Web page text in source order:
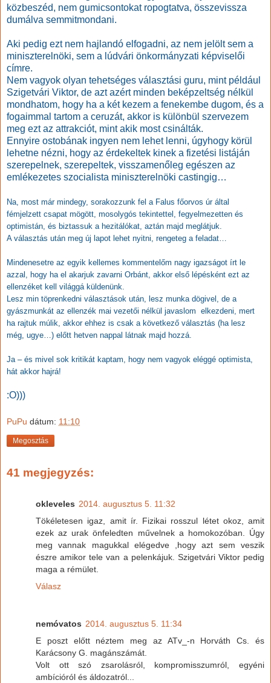
közbeszéd, nem gumicsontokat ropogtatva, összevissza
dumálva semmitmondani.
Aki pedig ezt nem hajlandó elfogadni, az nem jelölt sem a
miniszterelnöki, sem a lúdvári önkormányzati képviselői
címre.
Nem vagyok olyan tehetséges választási guru, mint például
Szigetvári Viktor, de azt azért minden beképzeltség nélkül
mondhatom, hogy ha a két kezem a fenekembe dugom, és a
fogaimmal tartom a ceruzát, akkor is különbül szervezem
meg ezt az attrakciót, mint akik most csinálták.
Ennyire ostobának ingyen nem lehet lenni, úgyhogy körül
lehetne nézni, hogy az érdekeltek kinek a fizetési listáján
szerepelnek, szerepeltek, visszamenőleg egészen az
emlékezetes szocialista miniszterelnöki castingig…
Na, most már mindegy, sorakozzunk fel a Falus főorvos úr által
fémjelzett csapat mögött, mosolygós tekintettel, fegyelmezetten és
optimistán, és biztassuk a hezitálókat, aztán majd meglátjuk.
A választás után meg új lapot lehet nyitni, rengeteg a feladat…
Mindenesetre az egyik kellemes kommentelőm nagy igazságot írt le
azzal, hogy ha el akarjuk zavarni Orbánt, akkor első lépésként ezt az
ellenzéket kell világgá küldenünk.
Lesz min töprenkedni választások után, lesz munka dögivel, de a
gyászmunkát az ellenzék mai vezetői nélkül javaslom elkezdeni, mert
ha rajtuk múlik, akkor ehhez is csak a következő választás (ha lesz
még, ugye…) előtt hetven nappal látnak majd hozzá.
Ja – és mivel sok kritikát kaptam, hogy nem vagyok eléggé optimista,
hát akkor hajrá!
:O)))
PuPu dátum: 11:10
Megosztás
41 megjegyzés:
okleveles 2014. augusztus 5. 11:32
Tökéletesen igaz, amit ír. Fizikai rosszul létet okoz, amit
ezek az urak önfeledten művelnek a homokozóban. Úgy
meg vannak magukkal elégedve ,hogy azt sem veszik
észre amikor tele van a pelenkájuk. Szigetvári Viktor pedig
maga a rémület.
Válasz
nemóvatos 2014. augusztus 5. 11:34
E poszt előtt néztem meg az ATv_-n Horváth Cs. és
Karácsony G. magánszámát.
Volt ott szó zsarolásról, kompromisszumról, egyéni
ambícióról és áldozatról...